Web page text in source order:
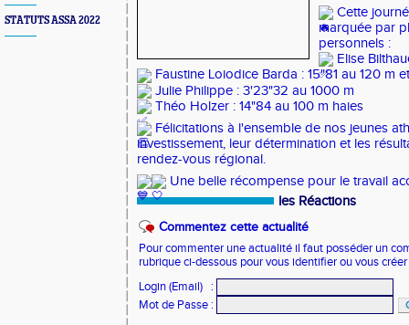
STATUTS ASSA 2022
Cette
marquée par
personnels :
Elise
Faustine Loiodice Barda : 15"81 au 120 m
Julie Philippe : 3'23"32 au 1000 m
Théo Holzer : 14"84 au 100 m haies
Félicitations à l'ensemble de nos jeunes
investissement, leur détermination et les
rendez-vous régional.
Une belle récompense pour le travail
les Réactions
Commentez cette actualité
Pour commenter une actualité il faut posséder un
rubrique ci-dessous pour vous identifier ou vous
Login (Email)
:
Mot de Passe :